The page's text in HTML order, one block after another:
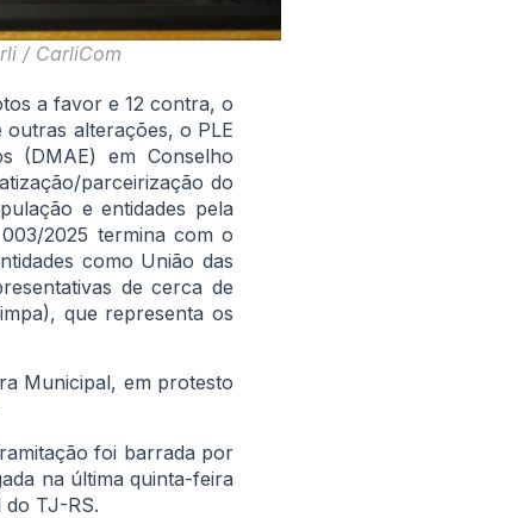
/ CarliCom
a favor e 12 contra, o
alterações, o PLE
(DMAE) em Conselho
parceirização do
e entidades pela
2025 termina com o
como União das
de cerca de
que representa os
Municipal, em protesto
foi barrada por
na última quinta-feira
do TJ-RS.